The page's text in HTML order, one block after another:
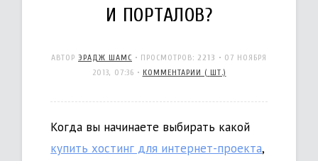
И ПОРТАЛОВ?
АВТОР ЭРАДЖ ШАМС • ПРОСМОТРОВ: 2213 • 07 НОЯБРЯ
2013, 07:36 • КОММЕНТАРИИ ( ШТ.)
Когда вы начинаете выбирать какой
купить хостинг для интернет-проекта,